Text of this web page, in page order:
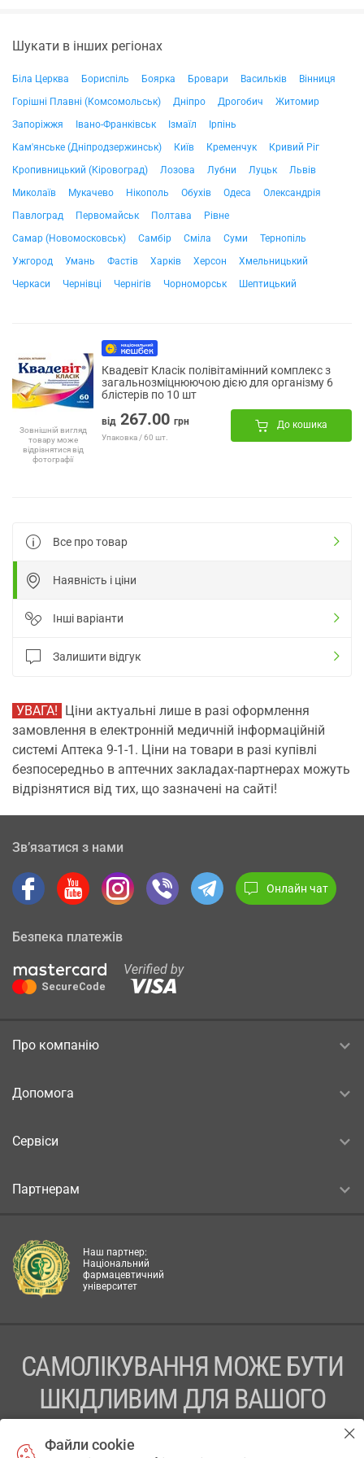
Шукати в інших регіонах
Біла Церква Бориспіль Боярка Бровари Васильків
Вінниця
Горішні Плавні (Комсомольськ)
Дніпро Дрогобич
Житомир
Запоріжжя
Івано-Франківськ Ізмаїл
Ірпінь
Кам'янське (Дніпродзержинськ)
Київ Кременчук
Кривий Ріг
Кропивницький (Кіровоград)
Лозова Лубни Луцьк
Львів
Миколаїв
Мукачево Нікополь Обухів Одеса
Олександрія
Павлоград
Первомайськ Полтава
Рівне
Самар (Новомосковськ)
Самбір Сміла Суми
Тернопіль
Ужгород
Умань Фастів Харків Херсон
Хмельницький
Черкаси
Чернівці Чернігів Чорноморськ Шептицький
Зовнішній вигляд
товару може
відрізнятися від
фотографії
Квадевіт Класік полівітамінний комплекс з
загальнозміцнюючою дією для організму 6
блістерів по 10 шт
від 267.00 грн
Упаковка / 60 шт.
До кошика
Все про товар
Наявність і ціни
Інші варіанти
Залишити відгук
УВАГА! Ціни актуальні лише в разі оформлення
замовлення в електронній медичній інформаційній
системі Аптека 9-1-1. Ціни на товари в разі купівлі
безпосередньо в аптечних закладах-партнерах можуть
відрізнятися від тих, що зазначені на сайті!
Зв’язатися з нами
Онлайн чат
Безпека платежів
Про компанію
Допомога
Сервіси
Партнерам
Наш партнер:
Національний
фармацевтичний
університет
САМОЛІКУВАННЯ МОЖЕ БУТИ
ШКІДЛИВИМ ДЛЯ ВАШОГО
Файли cookie